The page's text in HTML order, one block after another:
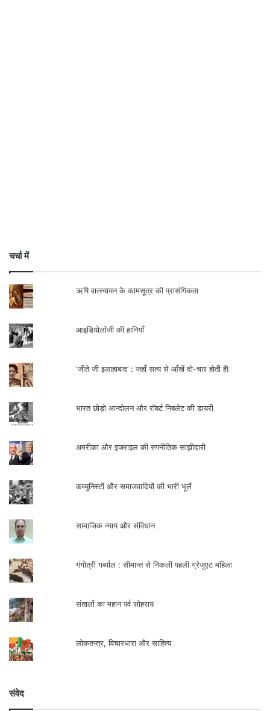
चर्चा में
ऋषि वात्स्यायन के कामसूत्र की प्रासंगिकता
आइडियोलॉजी की हानियाँ
‘जीते जी इलाहाबाद’ : जहाँ सत्य से आँखें दो-चार होती हैं!
भारत छोड़ो आन्दोलन और रॉबर्ट निबलेट की डायरी
अमरीका और इजराइल की रणनीतिक साझीदारी
कम्युनिस्टों और समाजवादियों की भारी भूलें
सामाजिक न्याय और संविधान
गंगोत्री गर्ब्याल : सीमान्त से निकली पहली ग्रेजुएट महिला
संतालों का महान पर्व सोहराय
लोकतन्त्र, विचारधारा और साहित्य
संवेद